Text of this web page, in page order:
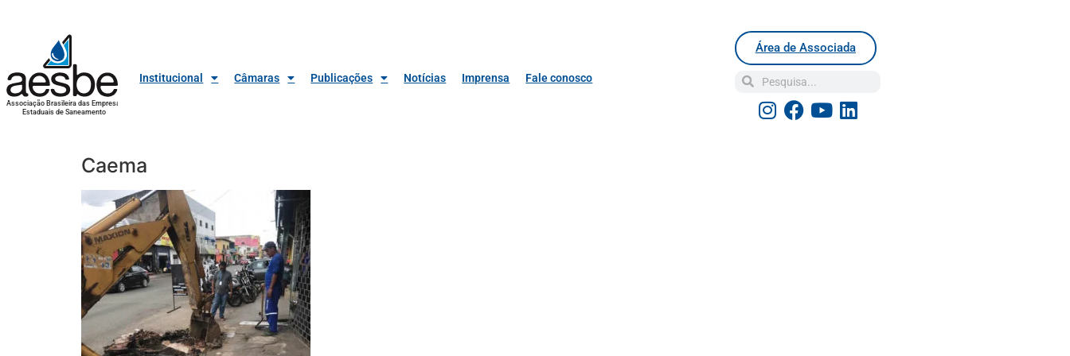
Associação Brasileira das Empresas
Estaduais de Saneamento
Institucional Câmaras Publicações Notícias Imprensa Fale conosco
Área de Associada
Caema